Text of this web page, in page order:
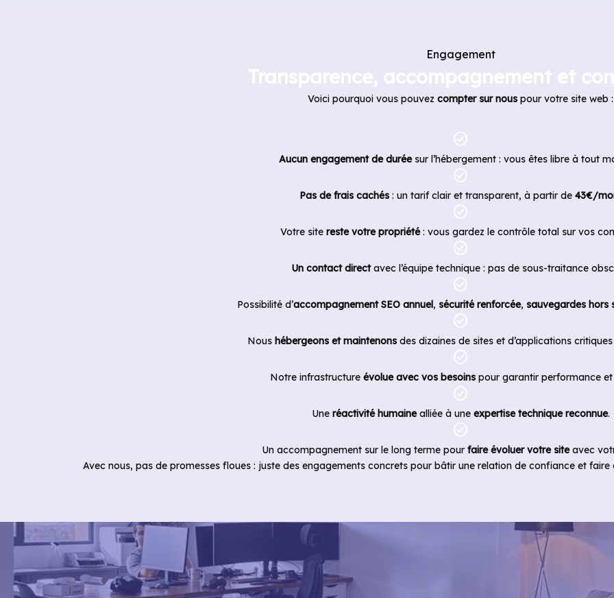
Engagement
Voici pourquoi vous pouvez compter sur nous pour votre site web :
Aucun engagement de duréesur l’hébergement : vous êtes libre à tout
Pas de frais cachés: un tarif clair et transparent, à partir de 43€/
Votre site reste votre propriété: vous gardez le contrôle total sur vos
Un contact directavec l’équipe technique : pas de sous-traitance
Possibilité d’accompagnement SEO annuel, sécurité renforcée, sauvegardes hors
Nous hébergeons et maintenonsdes dizaines de sites et d’applications
Notre infrastructure évolue avec vos besoins pour garantir performance
Une réactivité humainealliée à une expertise technique reconnue.
Un accompagnement sur le long terme pour faire évoluer votre siteavec
Avec nous, pas de promesses floues : juste des engagements concrets pour bâtir une relation de confiance et